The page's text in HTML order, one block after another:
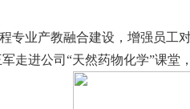
专业产教融合建设，增强员工
走进公司 “天然药物化学”课堂